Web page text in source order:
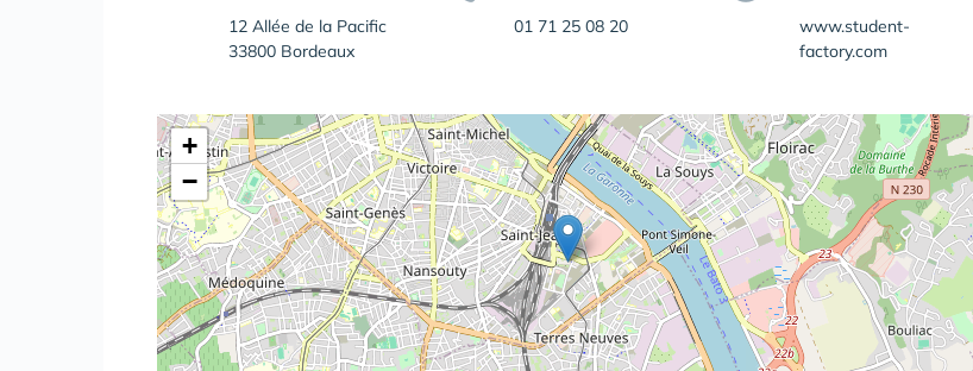
12 Allée de la Pacific
33800 Bordeaux
01 71 25 08 20
www.student-
factory.com
+
−